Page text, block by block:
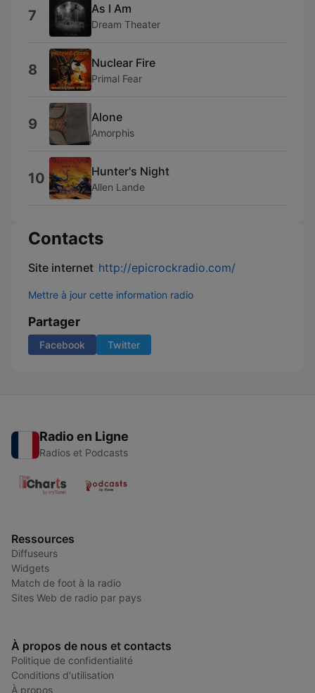
7 As I Am
Dream Theater
8 Nuclear Fire
Primal Fear
9 Alone
Amorphis
10 Hunter's Night
Allen Lande
Contacts
Site internet http://epicrockradio.com/
Mettre à jour cette information radio
Partager
Facebook Twitter
Radio en Ligne
Radios et Podcasts
Ressources
Diffuseurs
Widgets
Match de foot à la radio
Sites Web de radio par pays
À propos de nous et contacts
Politique de confidentialité
Conditions d'utilisation
À propos